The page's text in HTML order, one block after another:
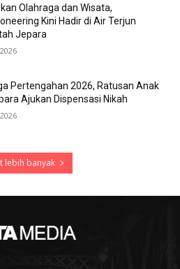
Olahraga dan Wisata,
Kini Hadir di Air Terjun
Jepara
Pertengahan 2026, Ratusan Anak
Ajukan Dispensasi Nikah
lebih banyak